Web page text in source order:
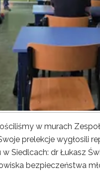
w murach
prelekcje wygłosili
Siedlcach: dr Łukasz
bezpieczeństwa